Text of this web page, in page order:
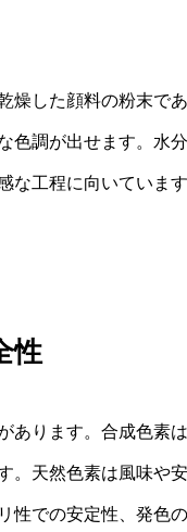
燥した顔料の粉末で
色調が出せます。水
な工程に向いていま
性
あります。合成色素
。天然色素は風味や
性での安定性、発色